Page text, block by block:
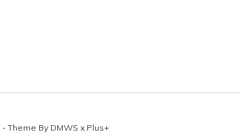
- Theme By DMWS x Plus+